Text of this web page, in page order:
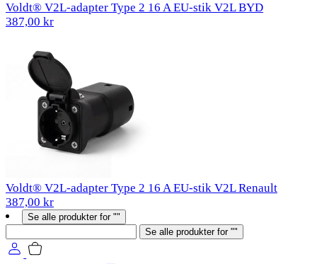
Voldt® V2L-adapter Type 2 16 A EU-stik V2L BYD
387,00 kr
Voldt® V2L-adapter Type 2 16 A EU-stik V2L Renault
387,00 kr
Se alle produkter for ""
Se alle produkter for ""